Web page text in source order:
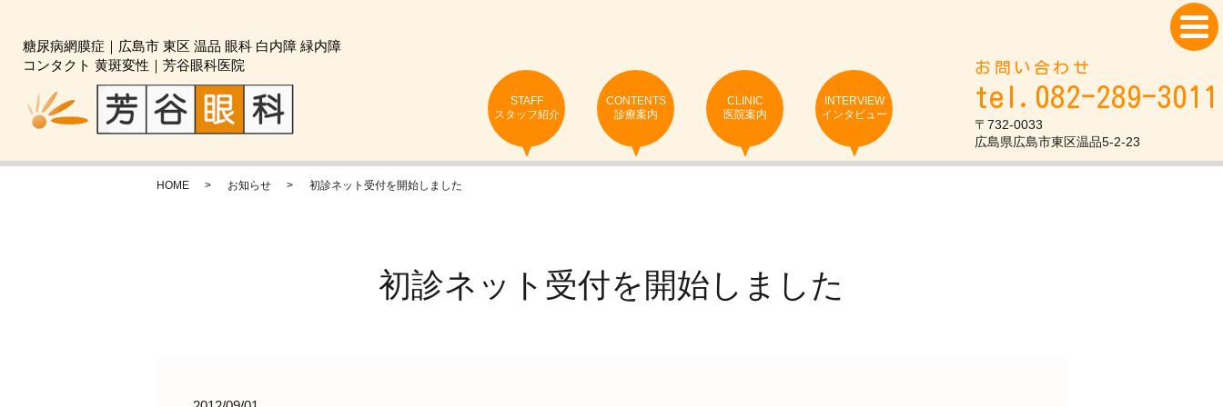
糖尿病網膜症｜広島市 東区 温品 眼科 白内障 緑内障
コンタクト 黄斑変性｜芳谷眼科医院
STAFF
スタッフ紹介
CONTENTS
診療案内
CLINIC
医院案内
INTERVIEW
インタビュー
お問い合わせ
tel.082-289-3011
〒732-0033
広島県広島市東区温品5-2-23
HOME お知らせ 初診ネット受付を開始しました
初診ネット受付を開始しました